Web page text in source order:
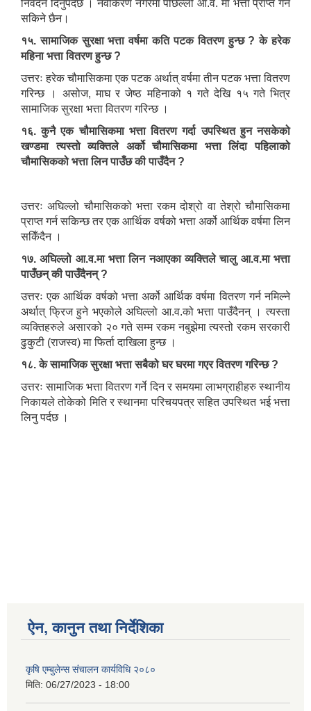
निवेदन दिनुपर्दछ । नवीकरण नगरेमा पछिल्लो आ.व. मा भत्ता प्राप्त गर्न
सकिने छैन।
१५. सामाजिक सुरक्षा भत्ता वर्षमा कति पटक वितरण हुन्छ ? के हरेक
महिना भत्ता वितरण हुन्छ ?
उत्तरः हरेक चौमासिकमा एक पटक अर्थात् वर्षमा तीन पटक भत्ता वितरण
गरिन्छ । असोज, माघ र जेष्ठ महिनाको १ गते देखि १५ गते भित्र
सामाजिक सुरक्षा भत्ता वितरण गरिन्छ ।
१६. कुनै एक चौमासिकमा भत्ता वितरण गर्दा उपस्थित हुन नसकेको
खण्डमा त्यस्तो व्यक्तिले अर्को चौमासिकमा भत्ता लिंदा पहिलाको
चौमासिकको भत्ता लिन पाउँछ की पाउँदैन ?
उत्तरः अघिल्लो चौमासिकको भत्ता रकम दोश्रो वा तेश्रो चौमासिकमा
प्राप्त गर्न सकिन्छ तर एक आर्थिक वर्षको भत्ता अर्को आर्थिक वर्षमा लिन
सकिँदैन ।
१७. अघिल्लो आ.व.मा भत्ता लिन नआएका व्यक्तिले चालु आ.व.मा भत्ता
पाउँछन् की पाउँदैनन् ?
उत्तरः एक आर्थिक वर्षको भत्ता अर्को आर्थिक वर्षमा वितरण गर्न नमिल्ने
अर्थात् फ्रिज हुने भएकोले अघिल्लो आ.व.को भत्ता पाउँदैनन् । त्यस्ता
व्यक्तिहरुले असारको २० गते सम्म रकम नबुझेमा त्यस्तो रकम सरकारी
ढुकुटी (राजस्व) मा फिर्ता दाखिला हुन्छ ।
१८. के सामाजिक सुरक्षा भत्ता सबैको घर घरमा गएर वितरण गरिन्छ ?
उत्तरः सामाजिक भत्ता वितरण गर्ने दिन र समयमा लाभग्राहीहरु स्थानीय
निकायले तोकेको मिति र स्थानमा परिचयपत्र सहित उपस्थित भई भत्ता
लिनु पर्दछ ।
ऐन, कानुन तथा निर्देशिका
कृषि एम्बुलेन्स संचालन कार्यविधि २०८०
मिति: 06/27/2023 - 18:00